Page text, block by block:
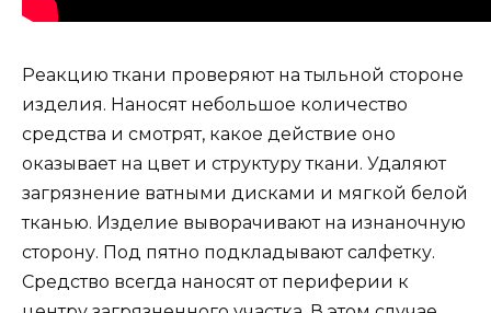
Реакцию ткани проверяют на тыльной стороне
изделия. Наносят небольшое количество
средства и смотрят, какое действие оно
оказывает на цвет и структуру ткани. Удаляют
загрязнение ватными дисками и мягкой белой
тканью. Изделие выворачивают на изнаночную
сторону. Под пятно подкладывают салфетку.
Средство всегда наносят от периферии к